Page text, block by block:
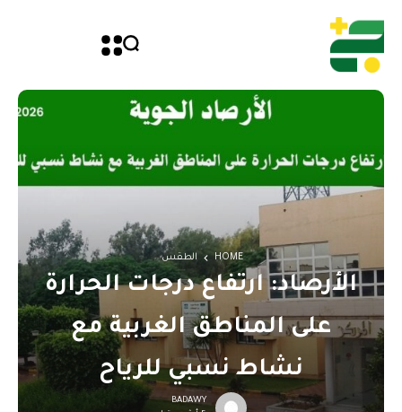
HOME الطقس
الأرصاد: ارتفاع درجات الحرارة
على المناطق الغربية مع
نشاط نسبي للرياح
BADAWY